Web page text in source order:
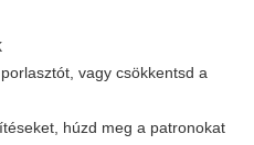
vagy csökkentsd a
húzd meg a patronokat